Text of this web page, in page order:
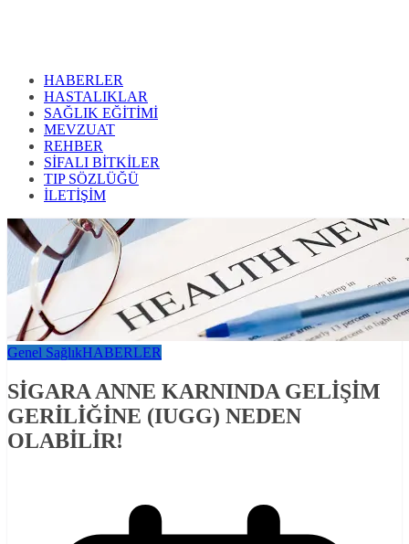
HABERLER
HASTALIKLAR
SAĞLIK EĞİTİMİ
MEVZUAT
REHBER
SİFALI BİTKİLER
TIP SÖZLÜĞÜ
İLETİŞİM
Genel SağlıkHABERLER
SİGARA ANNE KARNINDA GELİŞİM
GERİLİĞİNE (IUGG) NEDEN
OLABİLİR!